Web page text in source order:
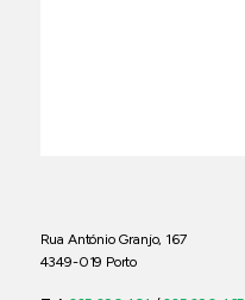
Rua António Granjo, 167
4349-019 Porto